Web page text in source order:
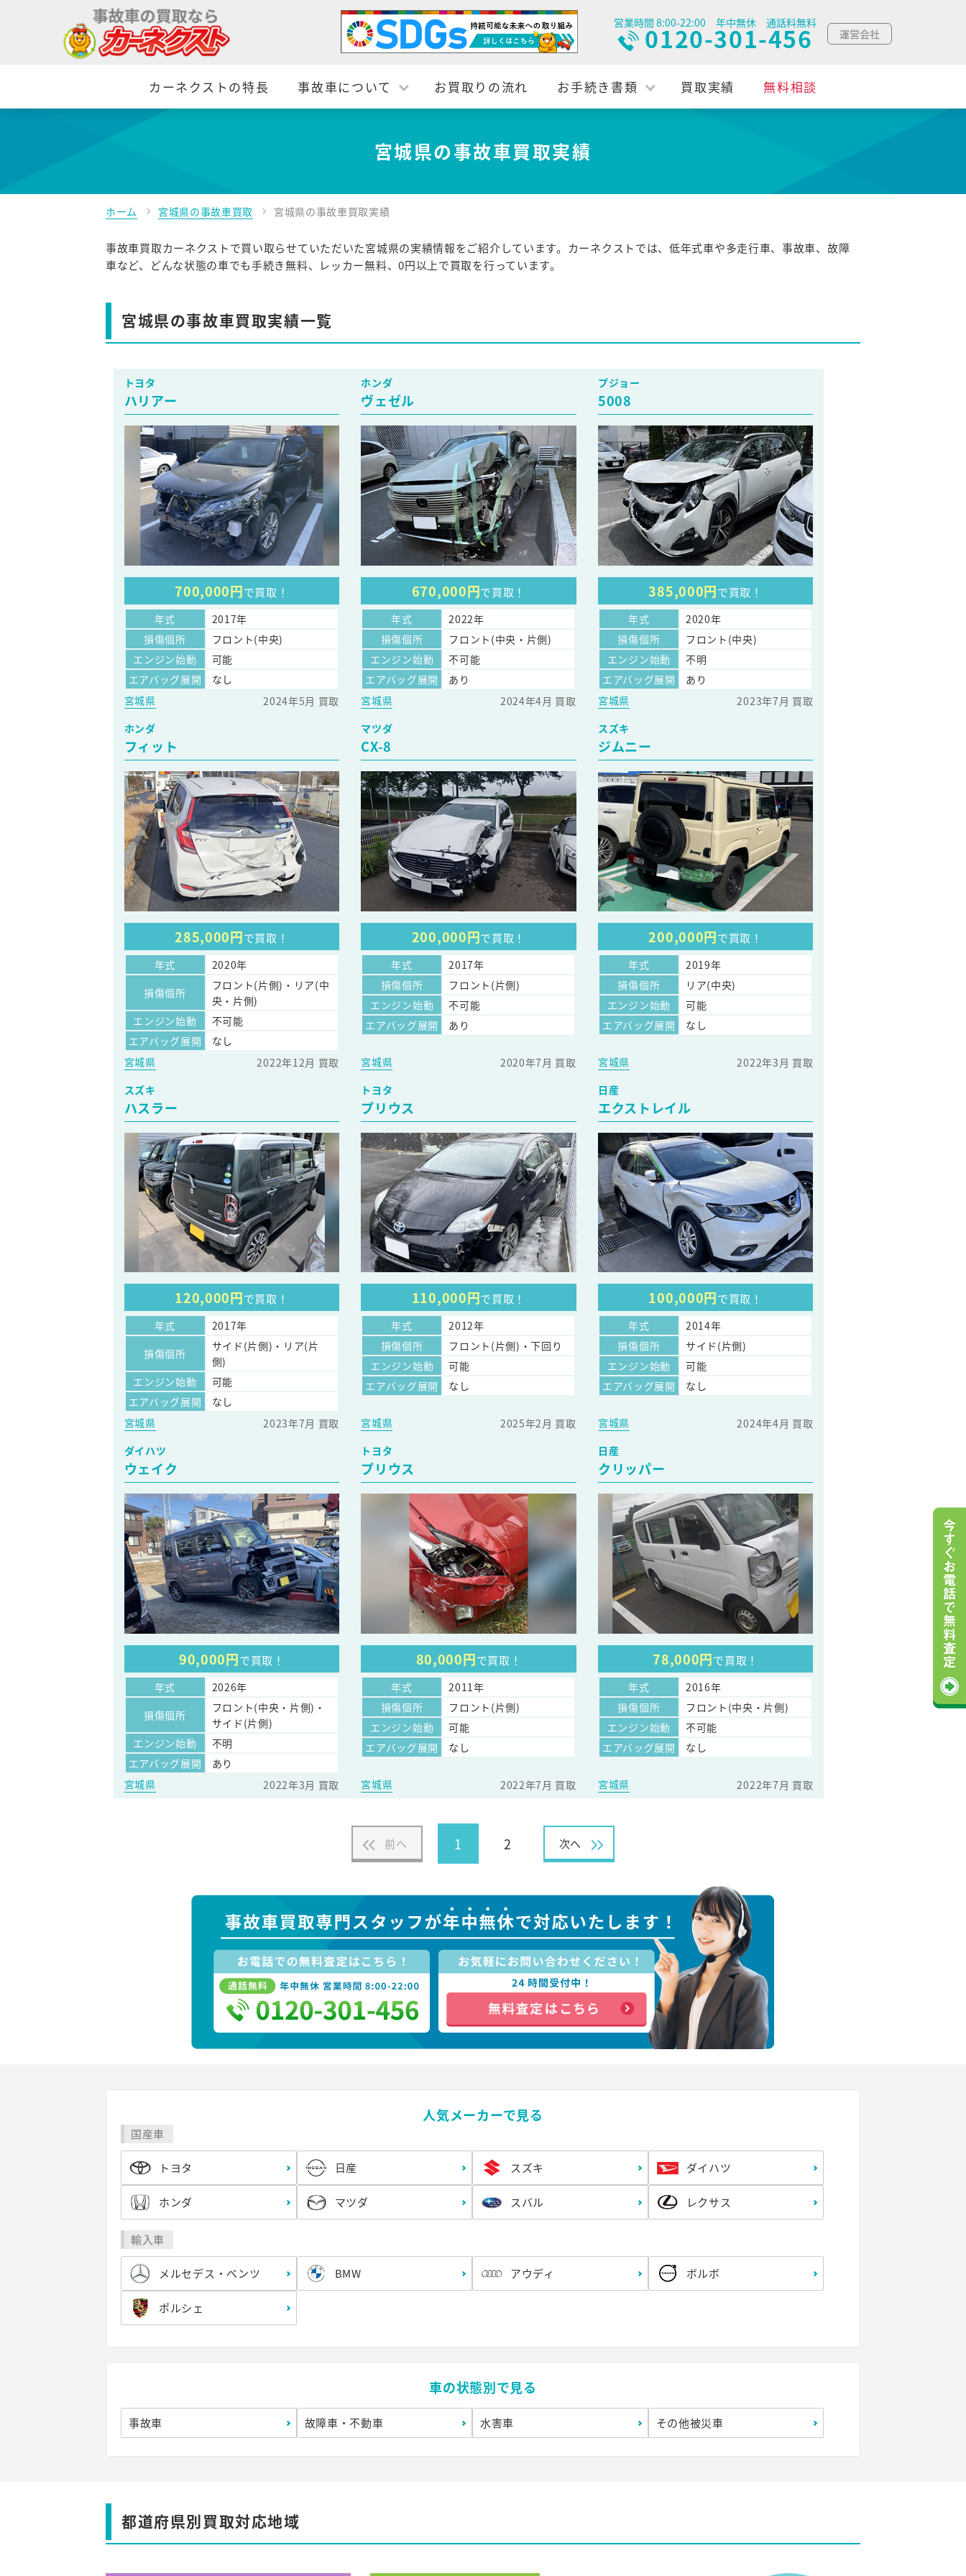
営業時間 8:00-22:00 年中無休 通話料無料
0120-301-456 運営会社
カーネクストの特長 事故車について お買取りの流れ お手続き書類 買取実績 無料相談
宮城県の事故車買取実績
ホーム 宮城県の事故車買取 宮城県の事故車買取実績
事故車買取カーネクストで買い取らせていただいた宮城県の実績情報をご紹介しています。カーネクストでは、低年式車や多走行車、事故車、故障
車など、どんな状態の車でも手続き無料、レッカー無料、0円以上で買取を行っています。
宮城県の事故車買取実績一覧
トヨタ
ハリアー
700,000円で買取！
年式
2017年
損傷個所
フロント(中央)
エンジン始動
可能
エアバッグ展開
なし
宮城県
2024年5月 買取
ホンダ
ヴェゼル
670,000円で買取！
年式
2022年
損傷個所
フロント(中央・片側)
エンジン始動
不可能
エアバッグ展開
あり
宮城県
2024年4月 買取
プジョー
5008
385,000円で買取！
年式
2020年
損傷個所
フロント(中央)
エンジン始動
不明
エアバッグ展開
あり
宮城県
2023年7月 買取
ホンダ
フィット
285,000円で買取！
年式
2020年
損傷個所
フロント(片側)・リア(中
央・片側)
エンジン始動
不可能
エアバッグ展開
なし
宮城県
2022年12月 買取
マツダ
CX-8
200,000円で買取！
年式
2017年
損傷個所
フロント(片側)
エンジン始動
不可能
エアバッグ展開
あり
宮城県 2020年7月 買取
スズキ
ジムニー
200,000円で買取！
年式
2019年
損傷個所
リア(中央)
エンジン始動
可能
エアバッグ展開
なし
宮城県
2022年3月 買取
スズキ
ハスラー
120,000円で買取！
年式
2017年
損傷個所
サイド(片側)・リア(片
側)
エンジン始動
可能
エアバッグ展開
なし
宮城県
2023年7月 買取
トヨタ
プリウス
110,000円で買取！
年式
2012年
損傷個所
フロント(片側)・下回り
エンジン始動
可能
エアバッグ展開
なし
宮城県 2025年2月 買取
日産
エクストレイル
100,000円で買取！
年式
2014年
損傷個所
サイド(片側)
エンジン始動
可能
エアバッグ展開
なし
宮城県
2024年4月 買取
ダイハツ
ウェイク
90,000円で買取！
年式
2026年
損傷個所
フロント(中央・片側)・
サイド(片側)
エンジン始動
不明
エアバッグ展開
あり
宮城県
2022年3月 買取
トヨタ
プリウス
80,000円で買取！
年式
2011年
損傷個所
フロント(片側)
エンジン始動
可能
エアバッグ展開
なし
宮城県 2022年7月 買取
日産
クリッパー
78,000円で買取！
年式
2016年
損傷個所
フロント(中央・片側)
エンジン始動
不可能
エアバッグ展開
なし
宮城県 2022年7月 買取
前へ 1 2 次へ
人気メーカーで見る
国産車
トヨタ 日産 スズキ ダイハツ
ホンダ マツダ スバル レクサス
輸入車
メルセデス・ベンツ BMW アウディ ボルボ
ポルシェ
車の状態別で見る
事故車 故障車・不動車 水害車 その他被災車
都道府県別買取対応地域